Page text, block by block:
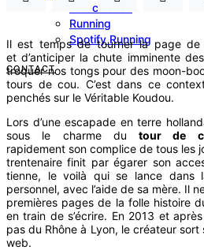
Musculation
Running
Spotify Running
CONTACT
Il est temps de tourner la page de
et d’anticiper la chute imminente
troquer nos tongs pour des moon-
tours de cou. C’est dans ce
penchés sur le Véritable Koudou.
Lors d’une escapade en terre
sous le charme du tour de
rapidement son complice de tous les
trentenaire finit par égarer son
tienne, le voilà qui se lance dans
personnel, avec l’aide de sa mère. Il
premières pages de la folle histoire
en train de s’écrire. En 2013 et
pas du Rhône à Lyon, le créateur
web.